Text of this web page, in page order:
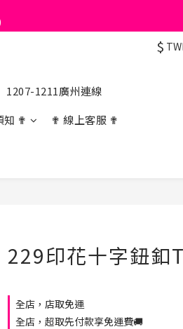
$
1207-1211廣州連線
知 ✟
✟ 線上客服 ✟
229印花十字鈕釦T
全店，店取免運
全店，超取先付款享免運費🚚